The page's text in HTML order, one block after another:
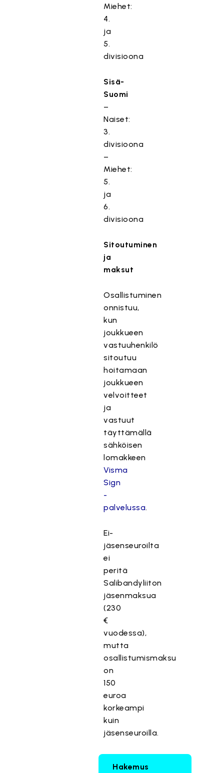
Miehet:
4.
ja
5.
divisioona
Sisä-
Suomi
–
Naiset:
3.
divisioona
–
Miehet:
5.
ja
6.
divisioona
Sitoutuminen
ja
maksut
Osallistuminen
onnistuu,
kun
joukkueen
vastuuhenkilö
sitoutuu
hoitamaan
joukkueen
velvoitteet
ja
vastuut
täyttämällä
sähköisen
lomakkeen
Visma
Sign
-
palvelussa.
Ei-
jäsenseuroilta
ei
peritä
Salibandyliiton
jäsenmaksua
(230
€
vuodessa),
mutta
osallistumismaksu
on
150
euroa
korkeampi
kuin
jäsenseuroilla.
Hakemus